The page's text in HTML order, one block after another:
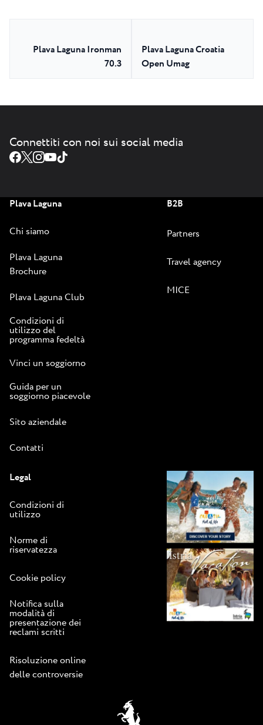
Plava Laguna Ironman
70.3
Plava Laguna Croatia
Open Umag
Connettiti con noi sui social media
Plava Laguna
Chi siamo
Plava Laguna
Brochure
Plava Laguna Club
Condizioni di
utilizzo del
programma fedeltà
Vinci un soggiorno
Guida per un
soggiorno piacevole
Sito aziendale
Contatti
B2B
Partners
Travel agency
MICE
Legal
Condizioni di
utilizzo
Norme di
riservatezza
Cookie policy
Notifica sulla
modalità di
presentazione dei
reclami scritti
Risoluzione online
delle controversie